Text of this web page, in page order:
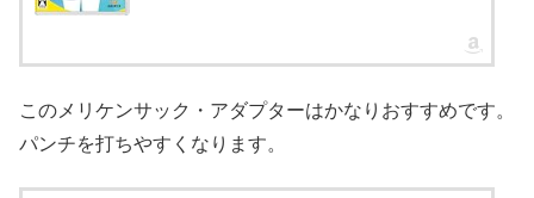
このメリケンサック・アダプターはかなりおすすめです。
パンチを打ちやすくなります。